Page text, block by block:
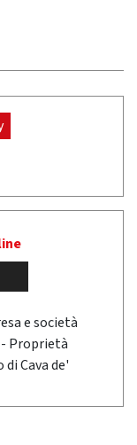
e società
Proprietà
Cava de'